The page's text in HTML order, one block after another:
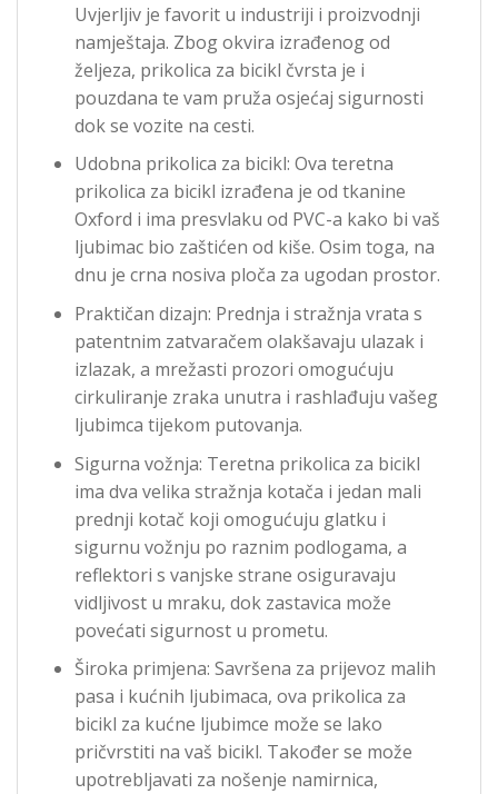
Uvjerljiv je favorit u industriji i proizvodnji
namještaja. Zbog okvira izrađenog od
željeza, prikolica za bicikl čvrsta je i
pouzdana te vam pruža osjećaj sigurnosti
dok se vozite na cesti.
Udobna prikolica za bicikl: Ova teretna
prikolica za bicikl izrađena je od tkanine
Oxford i ima presvlaku od PVC-a kako bi vaš
ljubimac bio zaštićen od kiše. Osim toga, na
dnu je crna nosiva ploča za ugodan prostor.
Praktičan dizajn: Prednja i stražnja vrata s
patentnim zatvaračem olakšavaju ulazak i
izlazak, a mrežasti prozori omogućuju
cirkuliranje zraka unutra i rashlađuju vašeg
ljubimca tijekom putovanja.
Sigurna vožnja: Teretna prikolica za bicikl
ima dva velika stražnja kotača i jedan mali
prednji kotač koji omogućuju glatku i
sigurnu vožnju po raznim podlogama, a
reflektori s vanjske strane osiguravaju
vidljivost u mraku, dok zastavica može
povećati sigurnost u prometu.
Široka primjena: Savršena za prijevoz malih
pasa i kućnih ljubimaca, ova prikolica za
bicikl za kućne ljubimce može se lako
pričvrstiti na vaš bicikl. Također se može
upotrebljavati za nošenje namirnica,